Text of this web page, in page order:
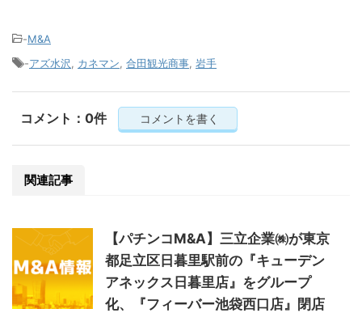
-M&A
-アズ水沢 カネマン 合田観光商事 岩手
コメント：0件 コメントを書く
関連記事
【パチンコM&A】三立企業㈱が東京
都足立区日暮里駅前の『キューデン
アネックス日暮里店』をグループ
化、『フィーバー池袋西口店』閉店